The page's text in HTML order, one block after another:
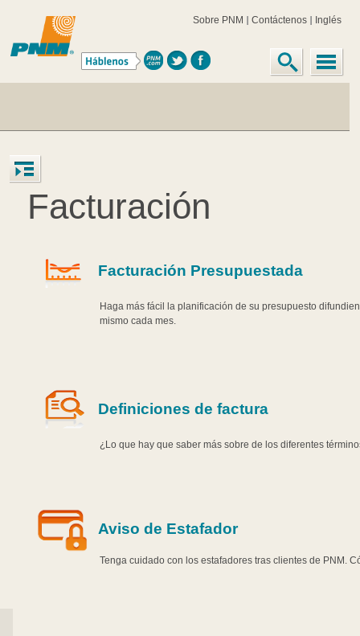
Sobre PNM Contáctenos Inglés
Facturación
Facturación Presupuestada
Haga más fácil la planificación de su presupuesto
mismo cada mes.
Definiciones de factura
¿Lo que hay que saber más sobre de los diferentes
Aviso de Estafador
Tenga cuidado con los estafadores tras clientes de PNM.